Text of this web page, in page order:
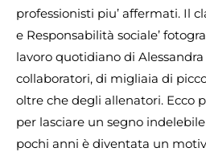
professionisti piu’ affermati. Il
e Responsabilità sociale’
lavoro quotidiano di
collaboratori, di migliaia di
oltre che degli allenatori. Ecco
per lasciare un segno
pochi anni è diventata un